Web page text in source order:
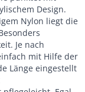
Design.
Nylon liegt die
Je nach
mit Hilfe der
Länge eingestellt